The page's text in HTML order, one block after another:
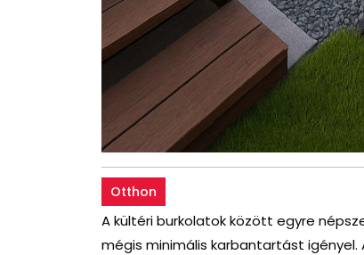
Otthon
A kültéri burkolatok között egyre
mégis minimális karbantartást igényel.